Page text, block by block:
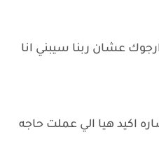
عشان ربنا سيبني انا
اكيد هيا الي عملت حاجه